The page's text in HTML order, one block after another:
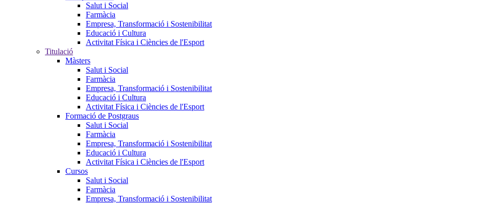
Salut i Social
Farmàcia
Empresa, Transformació i Sostenibilitat
Educació i Cultura
Activitat Física i Ciències de l'Esport
Titulació
Màsters
Salut i Social
Farmàcia
Empresa, Transformació i Sostenibilitat
Educació i Cultura
Activitat Física i Ciències de l'Esport
Formació de Postgraus
Salut i Social
Farmàcia
Empresa, Transformació i Sostenibilitat
Educació i Cultura
Activitat Física i Ciències de l'Esport
Cursos
Salut i Social
Farmàcia
Empresa, Transformació i Sostenibilitat